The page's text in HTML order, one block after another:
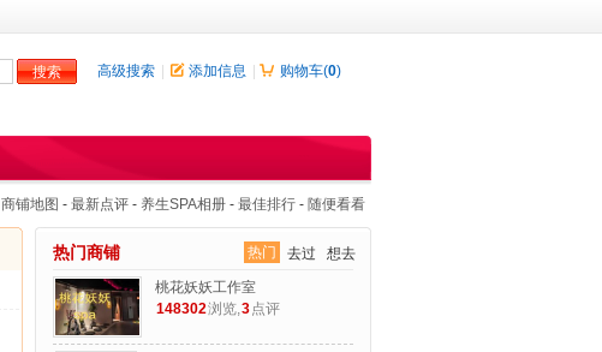
高级搜索 添加信息 购物车(0)
商铺地图 - 最新点评 - 养生SPA相册 - 最佳排行 - 随便看看
热门 去过 想去
热门商铺
桃花妖妖工作室
148302浏览,3点评